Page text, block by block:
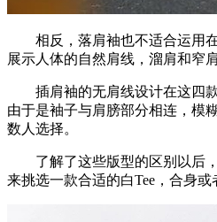
相反，落肩袖也不适合运用在
展示人体的自然肩线，溜肩和窄
插肩袖的无肩线设计在这四款
由于是袖子与肩膀部分相连，模
数人选择。
了解了这些版型的区别以后，
来挑选一款合适的白Tee，合身或